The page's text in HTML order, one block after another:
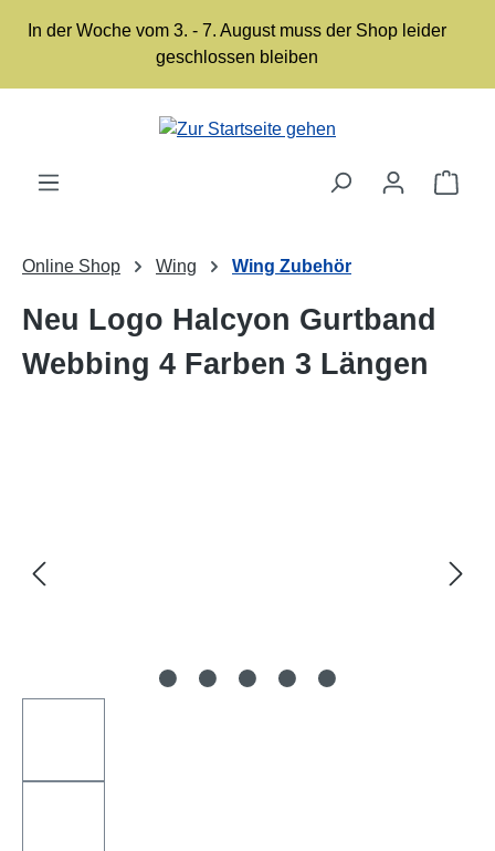
Zum Hauptinhalt springen
In der Woche vom 3. - 7. August muss der Shop leider
geschlossen bleiben
Online Shop Wing Wing Zubehör
Neu Logo Halcyon Gurtband
Webbing 4 Farben 3 Längen